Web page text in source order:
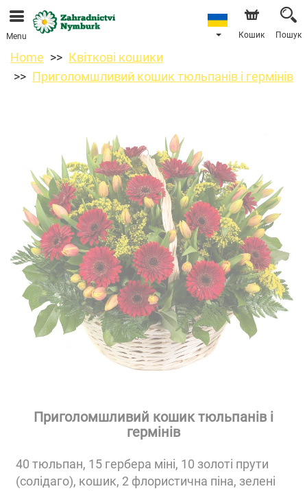
Ми приймаємо замовлення через наш інтернет-
магазин. Найближча можлива дата доставки —
11.08.2026 у зв’язку з відпусткою.
Menu Кошик Пошук
Home
Квіткові кошики
Приголомшливий кошик тюльпанів і гермінів
Приголомшливий кошик тюльпанів і
гермінів
40 тюльпан, 15 гербера міні, 10 золоті прути
(солідаго), кошик, 2 флористична піна, зелені